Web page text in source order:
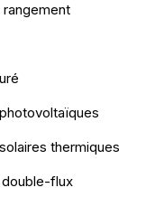
rangement
thermiques
double-flux